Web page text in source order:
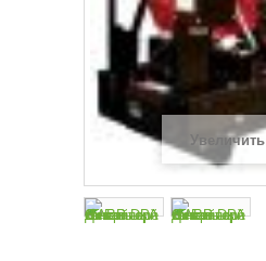
Увеличить